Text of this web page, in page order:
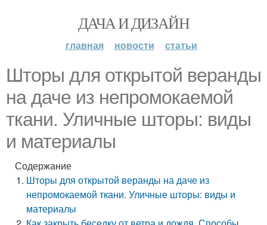
ДАЧА И ДИЗАЙН
главная новости статьи
Шторы для открытой веранды
на даче из непромокаемой
ткани. Уличные шторы: виды
и материалы
Содержание
Шторы для открытой веранды на даче из
непромокаемой ткани. Уличные шторы: виды и
материалы